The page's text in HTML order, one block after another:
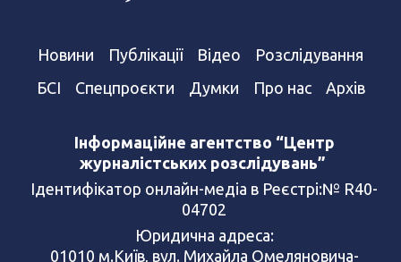
Новини Публікації Відео
Розслідування
БСІ
Спецпроєкти Думки Про нас Архів
Інформаційне агентство “Центр
журналістських розслідувань”
Ідентифікатор онлайн-медіа в Реєстрі:№ R40-
04702
Юридична адреса:
01010 м.Київ, вул. Михайла Омеляновича-